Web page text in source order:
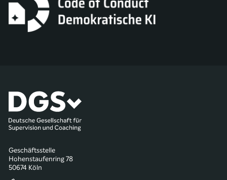
Geschäftsstelle
Hohenstaufenring 78
50674 Köln